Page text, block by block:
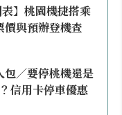
】桃園機捷搭乘
價與預辦登機查
／要停桃機還是
信用卡停車優惠